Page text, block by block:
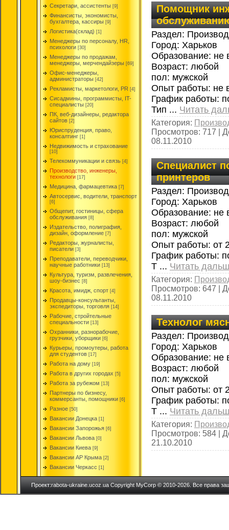
Секретари, ассистенты [9]
Финансисты, экономисты,
бухгалтера, кассиры [9]
Логистика(склад) [1]
Менеджеры по персоналу, HR,
психологи [30]
Менеджеры по продажам,
менеджеры, мерчендайзеры [69]
Офис-менеджеры,
администраторы [42]
Рекламисты, маркетологи, PR [4]
Сисадмины, программисты, IT-
специалисты [20]
ПК, веб-дизайнеры, редактора
сайтов [2]
Юриспруденция, право,
консалтинг [1]
Недвижимость и страхование
[10]
Телекоммуникации и связь [4]
Производство, инженеры,
технологи [17]
Медицина, фармацевтика [7]
Автосервис, водители, транспорт
[6]
Общепит, гостиницы, сфера
обслуживания [8]
Издательство, полиграфия,
дизайн, оформление [7]
Редакторы, журналисты,
писатели [3]
Преподаватели, переводчики,
научные работники [13]
Культура, туризм, развлечения,
шоу-бизнес [8]
Красота, имидж, спорт [4]
Продавцы-консультанты,
экспедиторы, торговля [14]
Рабочие, стройтельные
специальности [13]
Охранники, разнорабочие,
грузчики, уборщики [6]
Курьеры, промоутеры, работа
для студентов [17]
Работа на дому [19]
Работа в других городах [5]
Работа за рубежом [13]
Партнеры по бизнесу,
коммерсанты, помощники [6]
Разное [50]
Вакансии Донецка [1]
Вакансии Запорожья [6]
Вакансии Львова [0]
Вакансии Киева [9]
Вакансии АР Крыма [2]
Вакансии Черкасс [1]
Помощник
Раздел:
Город: Харьков
Образование: не
Возраст: любой
пол: мужской
Опыт работы: не
График работы:
Тип ... Читать
Категория:
Просмотров: 717
08.11.2010
Специалист
принтеров
Раздел:
Город: Харьков
Образование: не
Возраст: любой
пол: мужской
Опыт работы: от
График работы:
Т ... Читать
Категория:
Просмотров: 647
08.11.2010
Технолог
Раздел:
Город: Харьков
Образование: не
Возраст: любой
пол: мужской
Опыт работы: от
График работы:
Т ... Читать
Категория:
Просмотров: 584
21.10.2010
Проект:rabota-ukraine.ucoz.ua Copyright MyCorp © 2010-2026. Все права